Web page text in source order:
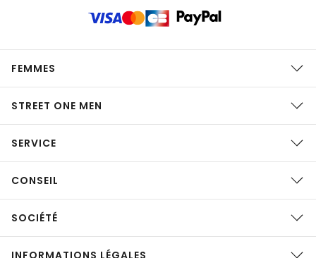
FEMMES
STREET ONE MEN
SERVICE
CONSEIL
SOCIÉTÉ
INFORMATIONS LÉGALES